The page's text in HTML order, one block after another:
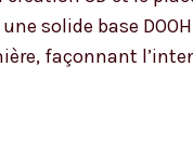
solide base
façonnant